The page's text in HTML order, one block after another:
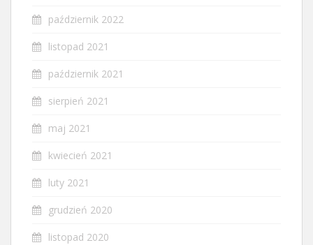
październik 2022
listopad 2021
październik 2021
sierpień 2021
maj 2021
kwiecień 2021
luty 2021
grudzień 2020
listopad 2020